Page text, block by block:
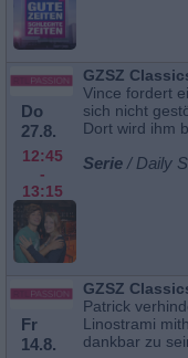
Do
27.8.
12:45
-
13:15
GZSZ
Vince fordert
sich nicht
Dort wird ihm
Serie / Daily
Fr
14.8.
GZSZ
Patrick
Linostrami
dankbar zu